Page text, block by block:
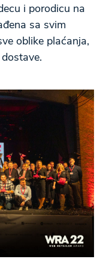
i porodicu na
sa svim
oblike plaćanja,